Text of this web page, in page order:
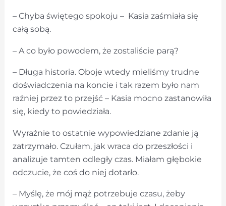
– Chyba świętego spokoju – Kasia zaśmiała się
całą sobą.
– A co było powodem, że zostaliście parą?
– Długa historia. Oboje wtedy mieliśmy trudne
doświadczenia na koncie i tak razem było nam
raźniej przez to przejść – Kasia mocno zastanowiła
się, kiedy to powiedziała.
Wyraźnie to ostatnie wypowiedziane zdanie ją
zatrzymało. Czułam, jak wraca do przeszłości i
analizuje tamten odległy czas. Miałam głębokie
odczucie, że coś do niej dotarło.
– Myślę, że mój mąż potrzebuje czasu, żeby